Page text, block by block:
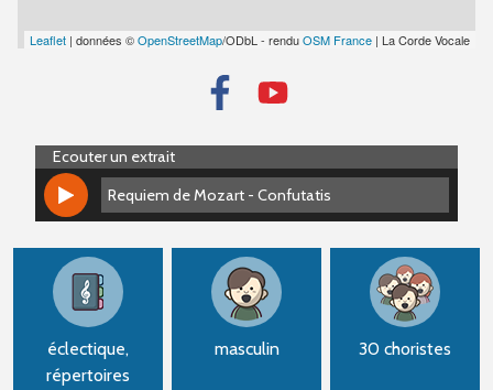
Leaflet | données ©OpenStreetMap/ODbL - renduOSM France | La Corde Vocale
Ecouter un extrait
Requiem de Mozart - Confutatis
Requiem de Mozart - Confutatis
éclectique,
répertoires
masculin 30 choristes